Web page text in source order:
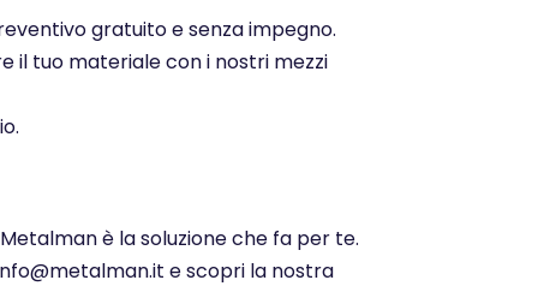
gratuito e senza impegno.
il tuo materiale con i nostri mezzi
è la soluzione che fa per te.
e scopri la nostra